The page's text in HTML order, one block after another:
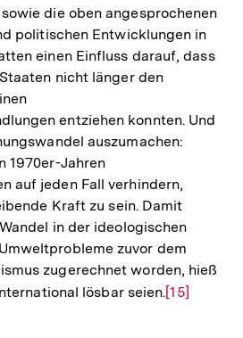
der
Fußnote
die oben angesprochenen
politischen Entwicklungen in
einen Einfluss darauf, dass
nicht länger den
entziehen konnten. Und
auszumachen:
1970er-Jahren
auf jeden Fall verhindern,
Kraft zu sein. Damit
in der ideologischen
zuvor dem
zugerechnet worden, hieß
lösbar seien.Zur
[15]